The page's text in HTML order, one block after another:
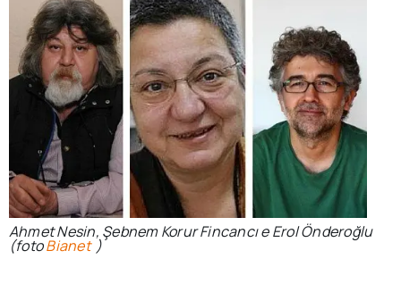
Ahmet Nesin, Şebnem Korur Fincancı e Erol Önderoğlu
(fotoBianet )